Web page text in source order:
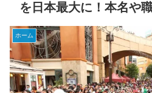
を日本最大に！本名や
ホーム